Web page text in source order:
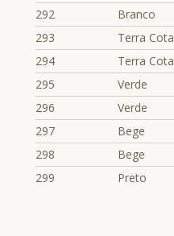
292
Branco
293
Terra Cota
294
Terra Cota
295
Verde
296
Verde
297
Bege
298
Bege
299
Preto